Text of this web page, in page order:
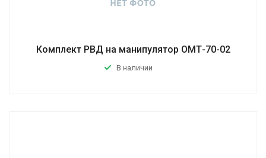
Комплект РВД на манипулятор ОМТ-70-02
В наличии